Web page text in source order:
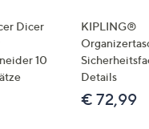
Dicer
10
KIPLING®
Details
€ 72,99